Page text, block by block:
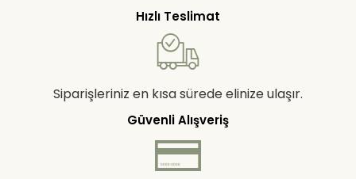
Hızlı Teslimat
Siparişleriniz en kısa sürede elinize ulaşır.
Güvenli Alışveriş